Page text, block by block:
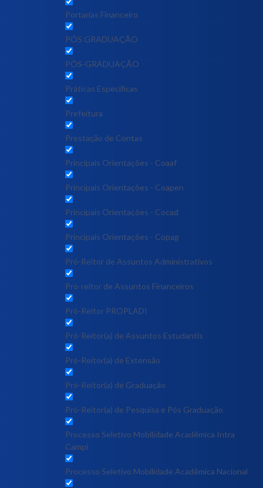
Portarias Financeiro
PÓS GRADUAÇÃO
PÓS-GRADUAÇÃO
Práticas Específicas
Prefeitura
Prestação de Contas
Principais Orientações - Coaaf
Principais Orientações - Coapen
Principais Orientações - Cocad
Principais Orientações - Copag
Pró-Reitor de Assuntos Administrativos
Pró-reitor de Assuntos Financeiros
Pró-Reitor PROPLADI
Pró-Reitor(a) de Assuntos Estudantis
Pró-Reitor(a) de Extensão
Pró-Reitor(a) de Graduação
Pró-Reitor(a) de Pesquisa e Pós Graduação
Processo Seletivo Mobilidade Acadêmica Intra
Campi
Processo Seletivo Mobilidade Acadêmica Nacional